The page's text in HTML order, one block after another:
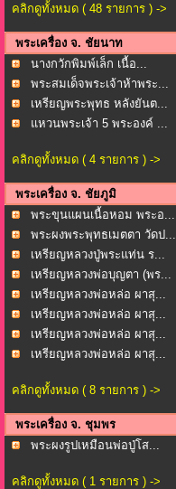
คลิกดูทั้งหมด ( 48 รายการ ) ->
พระเครื่อง จ. ชัยนาท
นางกวักพิมพ์เล็ก เนื้อ...
พระสมเด็จพระเจ้าห้าพระ...
เหรียญพระพุทธ หลังยันต...
แหวนพระเจ้า 5 พระองค์ ...
คลิกดูทั้งหมด ( 4 รายการ ) ->
พระเครื่อง จ. ชัยภูมิ
พระขุนแผนเนื้อหอม พระอ...
พระผงพระพุทธเมตตา วัดป...
เหรียญหลวงปู่พระแท่น ร...
เหรียญหลวงพ่อบุญตา (พร...
เหรียญหลวงพ่อหล่อ ผาสุ...
เหรียญหลวงพ่อหล่อ ผาสุ...
เหรียญหลวงพ่อหล่อ ผาสุ...
เหรียญหลวงพ่อหล่อ ผาสุ...
คลิกดูทั้งหมด ( 8 รายการ ) ->
พระเครื่อง จ. ชุมพร
พระผงรูปเหมือนพ่อปู่โส...
คลิกดูทั้งหมด ( 1 รายการ ) ->